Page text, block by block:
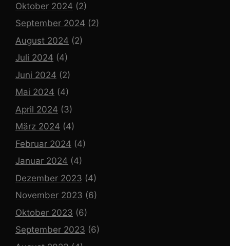
Oktober 2024 (2)
September 2024 (2)
August 2024 (2)
Juli 2024 (4)
Juni 2024 (2)
Mai 2024 (4)
April 2024 (3)
März 2024 (4)
Februar 2024 (4)
Januar 2024 (4)
Dezember 2023 (4)
November 2023 (6)
Oktober 2023 (6)
September 2023 (6)